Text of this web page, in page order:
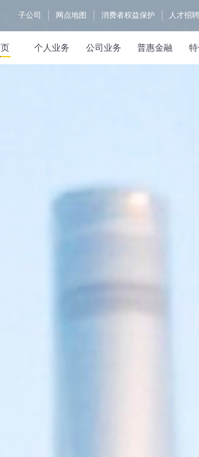
子公司 网点地图 消费者权益保护 人才招聘
个人业务 公司业务 普惠金融